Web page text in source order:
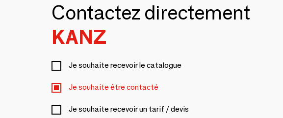
Contactez directement
KANZ
Je souhaite recevoir le catalogue
Je souhaite être contacté
Je souhaite recevoir un tarif / devis